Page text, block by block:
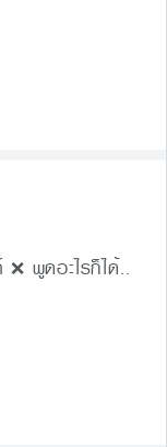
พูดอะไรก็ได้..